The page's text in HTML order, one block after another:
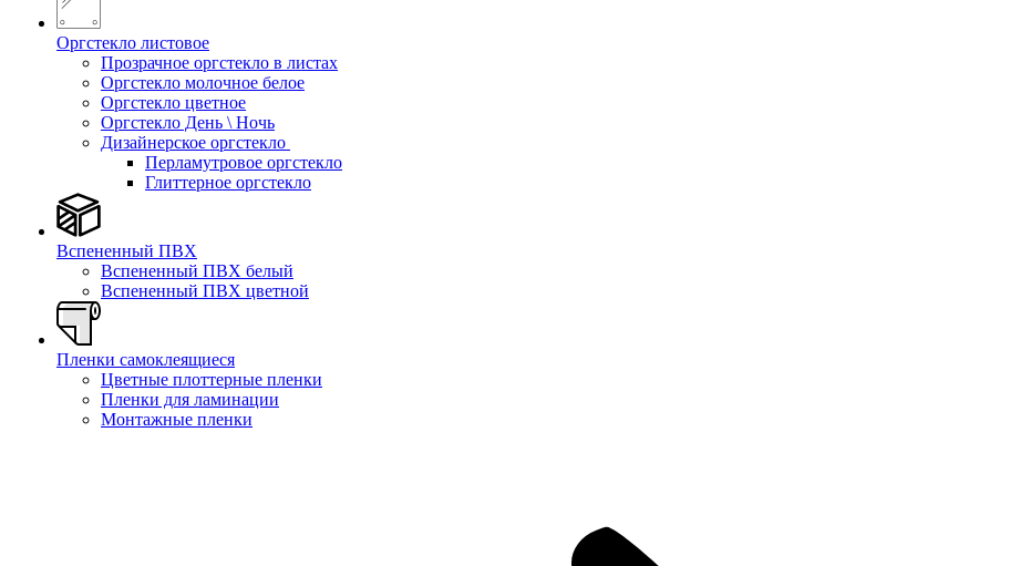
Оргстекло листовое
Прозрачное оргстекло в листах
Оргстекло молочное белое
Оргстекло цветное
Оргстекло День \ Ночь
Дизайнерское оргстекло
Перламутровое оргстекло
Глиттерное оргстекло
Вспененный ПВХ
Вспененный ПВХ белый
Вспененный ПВХ цветной
Пленки самоклеящиеся
Цветные плоттерные пленки
Пленки для ламинации
Монтажные пленки